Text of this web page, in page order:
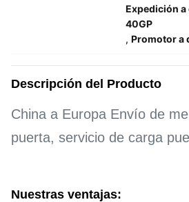
Expedición
40GP
, Promotor a
Descripción del Producto
China a Europa Envío de
puerta, servicio de carga
Nuestras ventajas: